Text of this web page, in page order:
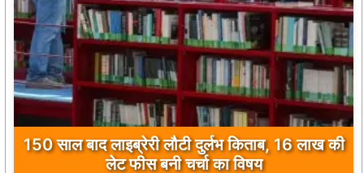
कुछ मोहब्बतें मुकम्मल होकर भी अधूरी रह जाती हैं…
‘मुसाफिर कैफे’ उसी दर्द का नाम है